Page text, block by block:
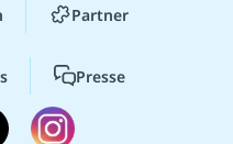
Partner
Presse